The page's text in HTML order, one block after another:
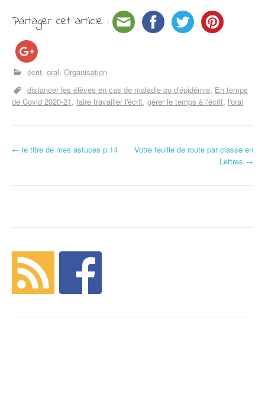
Partager cet article :
écrit oral Organisation
distancer les élèves en cas de maladie ou d'épidémie En temps
de Covid 2020-21 faire travailler l'écrit gérer le temps à l'écrit l'oral
Navigation d'article
← le titre de mes astuces p.14
Votre feuille de route par classe en
Lettres →